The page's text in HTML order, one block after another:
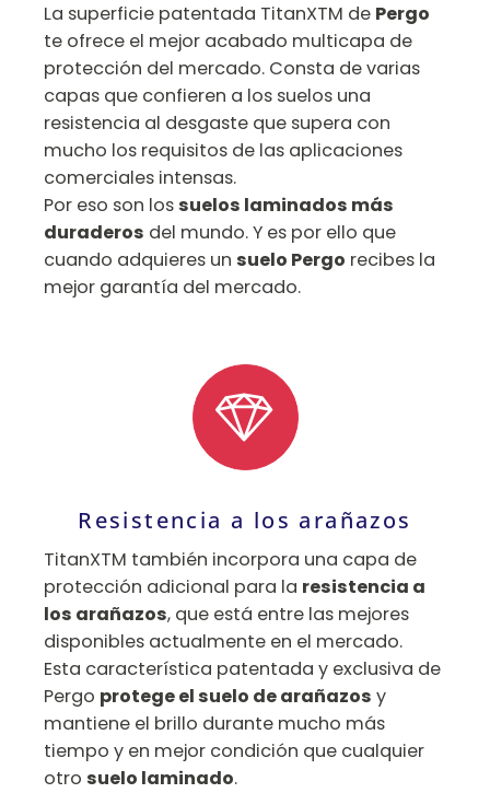
La superficie patentada TitanXTM de Pergo
te ofrece el mejor acabado multicapa de
protección del mercado. Consta de varias
capas que confieren a los suelos una
resistencia al desgaste que supera con
mucho los requisitos de las aplicaciones
comerciales intensas.
Por eso son lossuelos laminados más
duraderos del mundo. Y es por ello que
cuando adquieres un suelo Pergo recibes la
mejor garantía del mercado.
Resistencia a los arañazos
TitanXTM también incorpora una capa de
protección adicional para la resistencia a
los arañazos, que está entre las mejores
disponibles actualmente en el mercado.
Esta característica patentada y exclusiva de
Pergo protege el suelo de arañazos y
mantiene el brillo durante mucho más
tiempo y en mejor condición que cualquier
otro suelo laminado.